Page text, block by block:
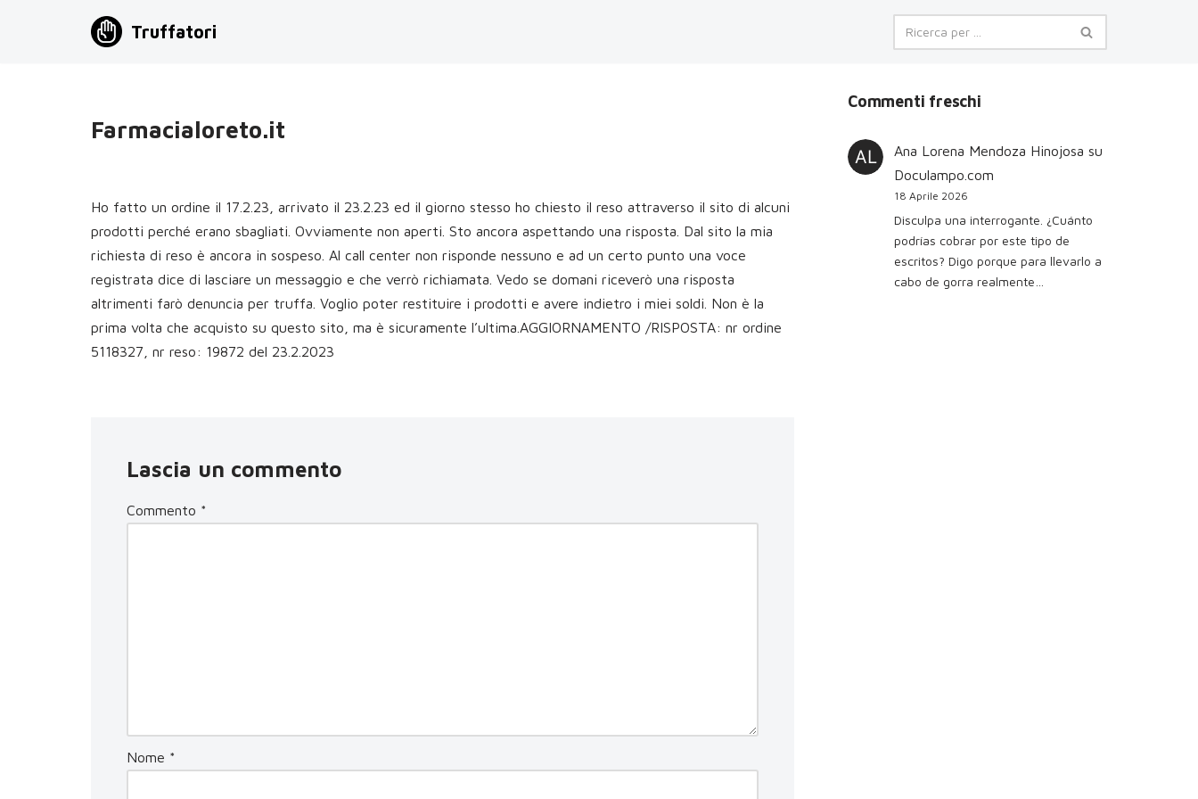
Truffatori
Farmacialoreto.it
Ho fatto un ordine il 17.2.23, arrivato il 23.2.23 ed il giorno stesso ho chiesto il reso attraverso il sito di alcuni
prodotti perché erano sbagliati. Ovviamente non aperti. Sto ancora aspettando una risposta. Dal sito la mia
richiesta di reso è ancora in sospeso. Al call center non risponde nessuno e ad un certo punto una voce
registrata dice di lasciare un messaggio e che verrò richiamata. Vedo se domani riceverò una risposta
altrimenti farò denuncia per truffa. Voglio poter restituire i prodotti e avere indietro i miei soldi. Non è la
prima volta che acquisto su questo sito, ma è sicuramente l’ultima.AGGIORNAMENTO /RISPOSTA: nr ordine
5118327, nr reso: 19872 del 23.2.2023
Lascia un commento
Commento *
Nome *
Commenti freschi
Ana Lorena Mendoza Hinojosa su
Doculampo.com
18 Aprile 2026
Disculpa una interrogante. ¿Cuánto
podrías cobrar por este tipo de
escritos? Digo porque para llevarlo a
cabo de gorra realmente…